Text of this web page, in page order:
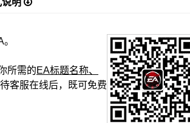
明
所需的EA标题名称、
客服在线后，既可免费